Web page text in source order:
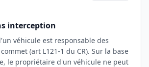
interception
véhicule est responsable des
(art L121-1 du CR). Sur la base
le propriétaire d'un véhicule ne peut